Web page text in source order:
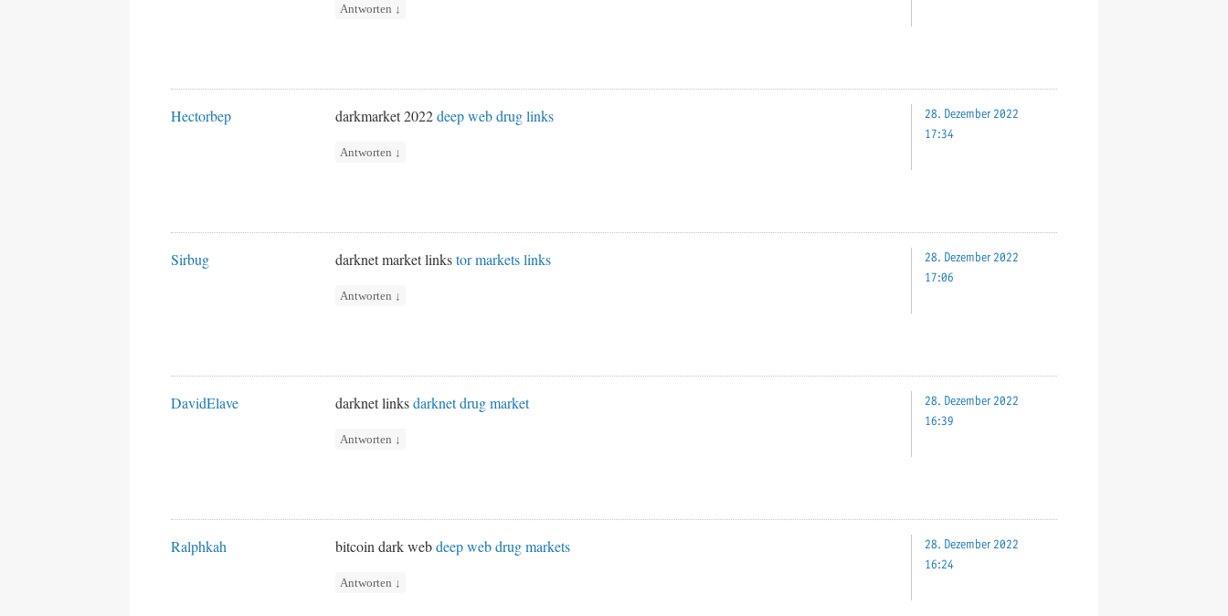
Antworten ↓
Hectorbep darkmarket 2022deep web drug links
Antworten ↓
28. Dezember 2022
17:34
Sirbug darknet market linkstor markets links
Antworten ↓
28. Dezember 2022
17:06
DavidElave darknet linksdarknet drug market
Antworten ↓
28. Dezember 2022
16:39
Ralphkah bitcoin dark webdeep web drug markets
Antworten ↓
28. Dezember 2022
16:24